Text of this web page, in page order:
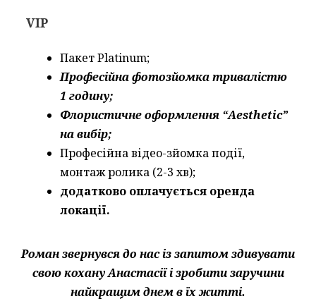
VIP
Пакет Platinum;
Професійна фотозйомка тривалістю
1 годину;
Флористичне оформлення “Aesthetic”
на вибір;
Професійна відео-зйомка події,
монтаж ролика (2-3 хв);
додатково оплачується оренда
локації.
Роман звернувся до нас із запитом здивувати
свою кохану Анастасії і зробити заручини
найкращим днем в їх житті.